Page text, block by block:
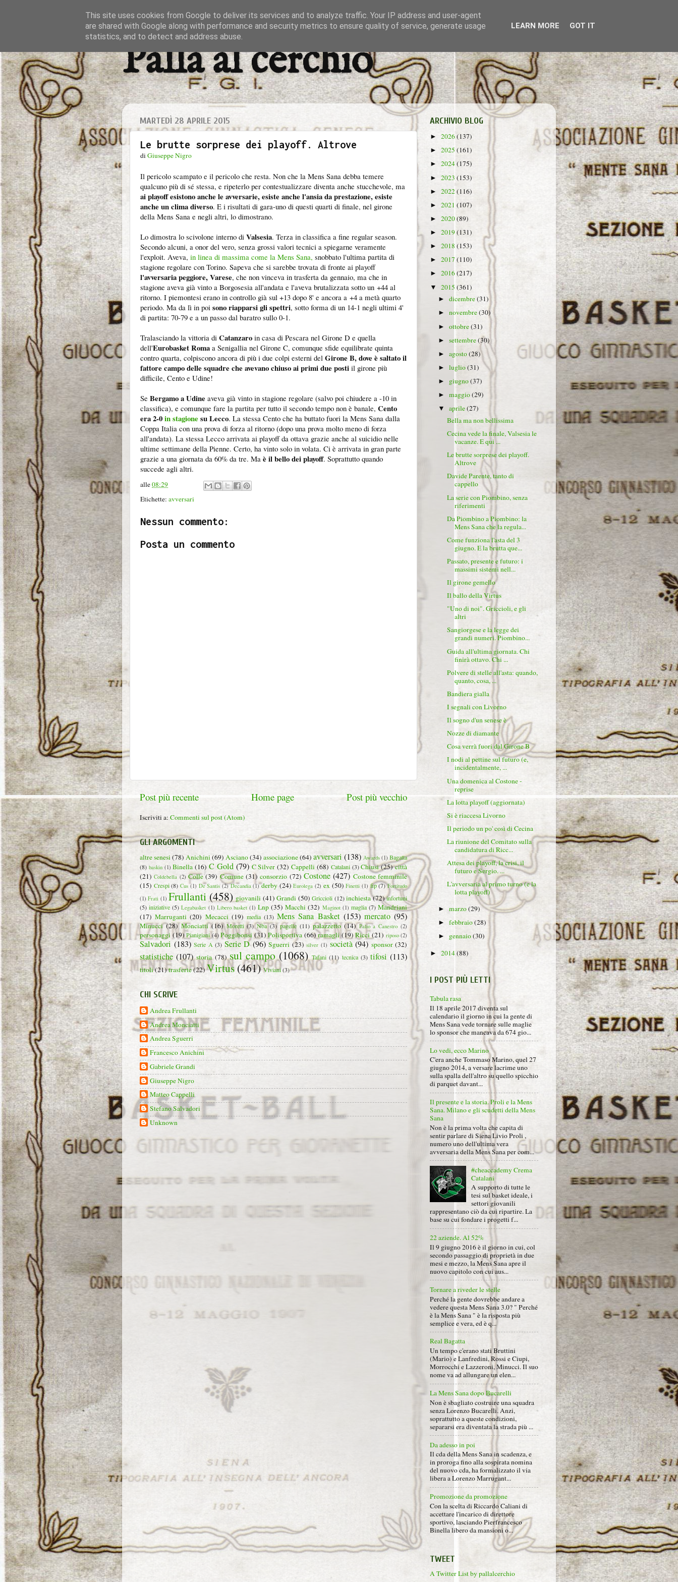
Palla al cerchio
MARTEDÌ 28 APRILE 2015
Le brutte sorprese dei playoff. Altrove
diGiuseppe Nigro
Il pericolo scampato e il pericolo che resta. Non che la Mens Sana debba temere
qualcuno più di sé stessa, e ripeterlo per contestualizzare diventa anche stucchevole, ma
ai playoff esistono anche le avversarie, esiste anche l'ansia da prestazione, esiste
anche un clima diverso. E i risultati di gara-uno di questi quarti di finale, nel girone
della Mens Sana e negli altri, lo dimostrano.
Lo dimostra lo scivolone interno di Valsesia. Terza in classifica a fine regular season.
Secondo alcuni, a onor del vero, senza grossi valori tecnici a spiegarne veramente
l'exploit. Aveva, in linea di massima come la Mens Sana, snobbato l'ultima partita di
stagione regolare con Torino. Sapeva che si sarebbe trovata di fronte ai playoff
l'avversaria peggiore, Varese, che non vinceva in trasferta da gennaio, ma che in
stagione aveva già vinto a Borgosesia all'andata e l'aveva brutalizzata sotto un +44 al
ritorno. I piemontesi erano in controllo già sul +13 dopo 8' e ancora a +4 a metà quarto
periodo. Ma da lì in poi sono riapparsi gli spettri, sotto forma di un 14-1 negli ultimi 4'
di partita: 70-79 e a un passo dal baratro sullo 0-1.
Tralasciando la vittoria di Catanzaro in casa di Pescara nel Girone D e quella
dell'Eurobasket Roma a Senigallia nel Girone C, comunque sfide equilibrate quinta
contro quarta, colpiscono ancora di più i due colpi esterni del Girone B, dove è saltato il
fattore campo delle squadre che avevano chiuso ai primi due posti il girone più
difficile, Cento e Udine!
Se Bergamo a Udine aveva già vinto in stagione regolare (salvo poi chiudere a -10 in
classifica), e comunque fare la partita per tutto il secondo tempo non è banale, Cento
era 2-0in stagionesu Lecco. La stessa Cento che ha buttato fuori la Mens Sana dalla
Coppa Italia con una prova di forza al ritorno (dopo una prova molto meno di forza
all'andata). La stessa Lecco arrivata ai playoff da ottava grazie anche al suicidio nelle
ultime settimane della Pienne. Certo, ha vinto solo in volata. Ci è arrivata in gran parte
grazie a una giornata da 60% da tre. Ma è il bello dei playoff. Soprattutto quando
succede agli altri.
alle08:29
Etichette: avversari
Nessun commento:
Posta un commento
Post più recente Post più vecchio
Home page
Iscriviti a: Commenti sul post (Atom)
GLI ARGOMENTI
altre senesi(78) Anichini(69) Asciano(34) associazione(64) avversari (138) Awards (1) Bagatta
(8) baskin (1) Binella (16) C Gold (79) C Silver (32) Cappelli (68) Catalani (3) Chiusi (25) città
(21) Coldebella (2) Colle (39) Comune (31) consorzio (72) Costone (427) Costone femminile
(15) Crespi (8) Cus (1) De Santis (2) Decandia (1) derby (24) Eurolega (2) ex (50) Finetti (1) fip (7) Fortitudo
(1) Frati (1) Frullanti (458) giovanili (41) Grandi (50) Griccioli (12) inchiesta(72) infortuni
(5) iniziative (5) Legabasket (1) Libero basket (1) Lnp (35) Macchi (32) Maginot (1) maglia (7) Mandriani
(17) Marruganti (20) Mecacci (19) media (13) Mens Sana Basket (153) mercato (95)
Minucci (28) Monciatti (16) Moretti (3) Nba (3) pagelle (11) palazzetto (14) Palio a Canestro (2)
personaggi (19) Pianigiani (4) Poggibonsi (31) Polisportiva (66) ramagli (19) Ricci(21) riposo (2)
Salvadori (183) Serie A (3) Serie D (96) Sguerri (23) silver (1) società (94) sponsor (32)
statistiche (107) storia (78) sul campo (1068) Tafani (11) tecnica (3) tifosi (113)
titoli(21)trasferte(22)Virtus (461) Viviani(3)
CHI SCRIVE
Andrea Frullanti
Andrea Monciatti
Andrea Sguerri
Francesco Anichini
Gabriele Grandi
Giuseppe Nigro
Matteo Cappelli
Stefano Salvadori
Unknown
ARCHIVIO BLOG
► 2026(137)
► 2025 (161)
► 2024(175)
► 2023 (153)
► 2022(116)
► 2021 (107)
► 2020(89)
► 2019(131)
► 2018 (153)
► 2017 (110)
► 2016(217)
▼ 2015 (361)
►dicembre(31)
►novembre(30)
►ottobre(31)
►settembre(30)
►agosto(28)
►luglio(31)
► giugno(37)
►maggio(29)
▼aprile(27)
Bella ma non bellissima
Cecina vede la finale, Valsesia le
vacanze. E qui ...
Le brutte sorprese dei playoff.
Altrove
Davide Parente, tanto di
cappello
La serie con Piombino, senza
riferimenti
Da Piombino a Piombino: la
Mens Sana che la regula...
Come funziona l'asta del 3
giugno. E la brutta que...
Passato, presente e futuro: i
massimi sistemi nell...
Il girone gemello
Il ballo della Virtus
"Uno di noi". Griccioli, e gli
altri
Sangiorgese e la legge dei
grandi numeri. Piombino...
Guida all'ultima giornata. Chi
finirà ottavo. Chi ...
Polvere di stelle all'asta: quando,
quanto, cosa, ...
Bandiera gialla
I segnali con Livorno
Il sogno d'un senese è
Nozze di diamante
Cosa verrà fuori dal Girone B
I nodi al pettine sul futuro (e,
incidentalmente, ...
Una domenica al Costone -
reprise
La lotta playoff (aggiornata)
Si è riaccesa Livorno
Il periodo un po' così di Cecina
La riunione del Comitato sulla
candidatura di Ricc...
Attesa dei playoff, la crisi, il
futuro e Sergio. ...
L'avversaria al primo turno (e la
lotta playoff)
►marzo(29)
►febbraio(28)
► gennaio(30)
► 2014(88)
I POST PIÙ LETTI
Tabula rasa
Il 18 aprile 2017 diventa sul
calendario il giorno in cui la gente di
Mens Sana vede tornare sulle maglie
lo sponsor che mancava da 674 gio...
Lo vedi, ecco Marino
C'era anche Tommaso Marino, quel 27
giugno 2014, a versare lacrime uno
sulla spalla dell'altro su quello spicchio
di parquet davant...
Il presente e la storia. Proli e la Mens
Sana. Milano e gli scudetti della Mens
Sana
Non è la prima volta che capita di
sentir parlare di Siena Livio Proli ,
numero uno dell'ultima vera
avversaria della Mens Sana per com...
#cheaccademy Crema
Catalani
A supporto di tutte le
tesi sul basket ideale, i
settori giovanili
rappresentano ciò da cui ripartire. La
base su cui fondare i progetti f...
22 aziende. Al 52%
Il 9 giugno 2016 è il giorno in cui, col
secondo passaggio di proprietà in due
mesi e mezzo, la Mens Sana apre il
nuovo capitolo con cui aus...
Tornare a riveder le stelle
Perché la gente dovrebbe andare a
vedere questa Mens Sana 3.0? " Perché
è la Mens Sana " è la risposta più
semplice e vera, ed è q...
Real Bagatta
Un tempo c'erano stati Bruttini
(Mario) e Lanfredini, Rossi e Ciupi,
Morrocchi e Lazzeroni, Minucci. Il suo
nome va ad allungare un elen...
La Mens Sana dopo Bucarelli
Non è sbagliato costruire una squadra
senza Lorenzo Bucarelli. Anzi,
soprattutto a queste condizioni,
separarsi era diventata la strada più ...
Da adesso in poi
Il cda della Mens Sana in scadenza, e
in proroga fino alla sospirata nomina
del nuovo cda, ha formalizzato il via
libera a Lorenzo Marrugant...
Promozione da promozione
Con la scelta di Riccardo Caliani di
accettare l'incarico di direttore
sportivo, lasciando Pierfrancesco
Binella libero da mansioni o...
TWEET
A Twitter List by pallalcerchio
This site uses cookies from Google to deliver its services and to analyze traffic. Your IP address and user-agent
are shared with Google along with performance and security metrics to ensure quality of service, generate usage
statistics, and to detect and address abuse.
LEARN MORE GOT IT